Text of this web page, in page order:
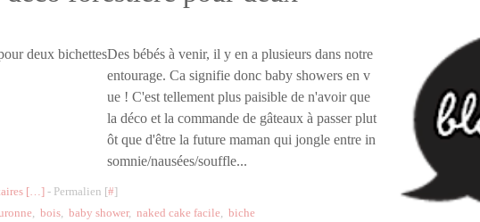
Des bébés à venir, il y en a plusieurs dans notre
entourage. Ca signifie donc baby showers en v
ue ! C'est tellement plus paisible de n'avoir que
la déco et la commande de gâteaux à passer plut
ôt que d'être la future maman qui jongle entre in
somnie/nausées/souffle...
[…] - Permalien [#]
, bois, baby shower, naked cake facile, biche